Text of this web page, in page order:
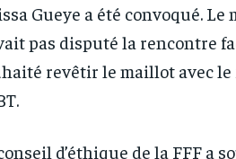
Gueye a été convoqué.
pas disputé la rencontre
revêtir le maillot avec
d’éthique de la FFF a